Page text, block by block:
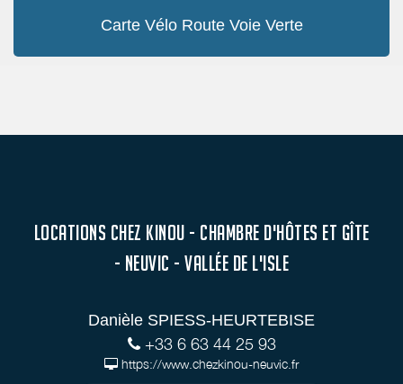
Carte Vélo Route Voie Verte
LOCATIONS CHEZ KINOU - CHAMBRE D'HÔTES ET GÎTE
- NEUVIC - VALLÉE DE L'ISLE
Danièle SPIESS-HEURTEBISE
+33 6 63 44 25 93
https://www.chezkinou-neuvic.fr